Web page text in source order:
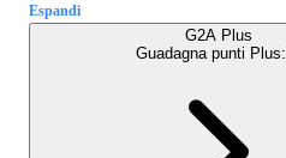
Espandi
G2A Plus
Guadagna punti Plus: